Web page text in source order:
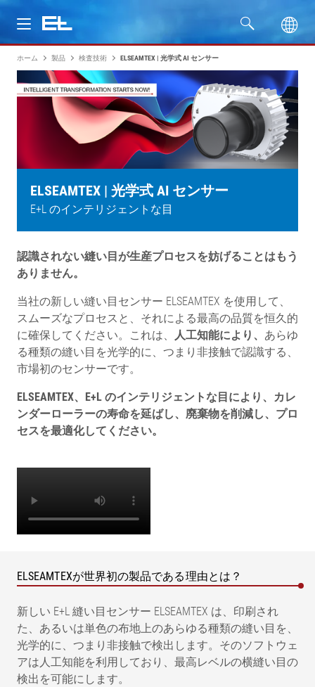
製品
ホーム 製品 検査技術 ELSEAMTEX | 光学式 AI センサー
ELSEAMTEX | 光学式 AI センサー
E+L のインテリジェントな目
認識されない縫い目が生産プロセスを妨げることはもう
ありません。
当社の新しい縫い目センサー ELSEAMTEX を使用して、
スムーズなプロセスと、それによる最高の品質を恒久的
に確保してください。これは、
人工知能により、 あらゆ
る種類の縫い目を光学的に、つまり非接触で認識する、
市場初のセンサーです。
ELSEAMTEX、E+L のインテリジェントな目により、カレ
ンダーローラーの寿命を延ばし、廃棄物を削減し、プロ
セスを最適化してください。
ELSEAMTEXが世界初の製品である理由とは？
新しい E+L 縫い目センサー ELSEAMTEX は、印刷され
た、あるいは単色の布地上のあらゆる種類の縫い目を、
光学的に、つまり非接触で検出します。そのソフトウェ
アは人工知能を利用しており、最高レベルの横縫い目の
検出を可能にします。